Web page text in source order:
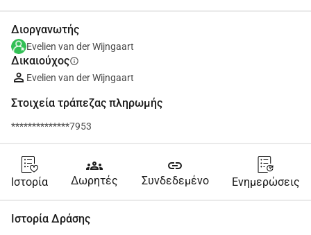
Διοργανωτής
Evelien van der Wijngaart
Δικαιούχοςinfo
Evelien van der Wijngaart
Στοιχεία τράπεζας πληρωμής
**************7953
Ιστορία
groups
Δωρητές
link
Συνδεδεμένο Ενημερώσεις
Ιστορία Δράσης